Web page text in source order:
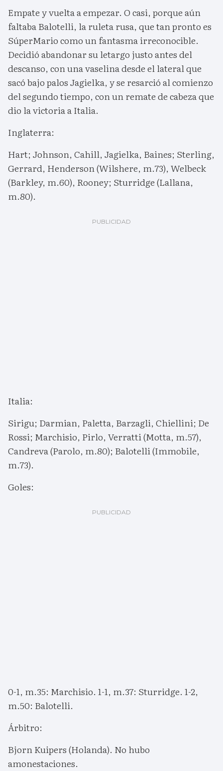
Empate y vuelta a empezar. O casi, porque aún
faltaba Balotelli, la ruleta rusa, que tan pronto es
SúperMario como un fantasma irreconocible.
Decidió abandonar su letargo justo antes del
descanso, con una vaselina desde el lateral que
sacó bajo palos Jagielka, y se resarció al comienzo
del segundo tiempo, con un remate de cabeza que
dio la victoria a Italia.
Inglaterra:
Hart; Johnson, Cahill, Jagielka, Baines; Sterling,
Gerrard, Henderson (Wilshere, m.73), Welbeck
(Barkley, m.60), Rooney; Sturridge (Lallana,
m.80).
Italia:
Sirigu; Darmian, Paletta, Barzagli, Chiellini; De
Rossi; Marchisio, Pirlo, Verratti (Motta, m.57),
Candreva (Parolo, m.80); Balotelli (Immobile,
m.73).
Goles:
0-1, m.35: Marchisio. 1-1, m.37: Sturridge. 1-2,
m.50: Balotelli.
Árbitro:
Bjorn Kuipers (Holanda). No hubo
amonestaciones.